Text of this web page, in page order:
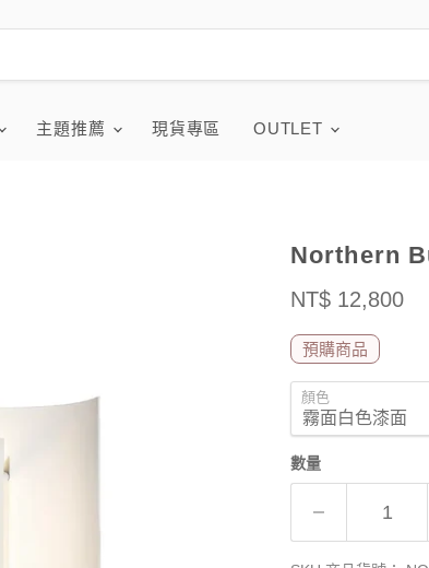
主題推薦 現貨專區 OUTLET
Northern
售價
NT$ 12,800
預購商品
顏色
數量